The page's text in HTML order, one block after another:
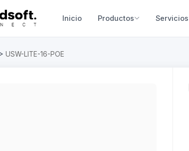
Inicio Productos Servicios
> USW-LITE-16-POE